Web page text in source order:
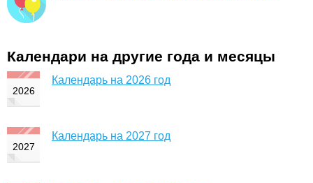
Календари на другие года и месяцы
Календарь на 2026 год
Календарь на 2027 год